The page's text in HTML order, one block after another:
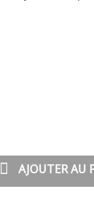
AJOUTER AU